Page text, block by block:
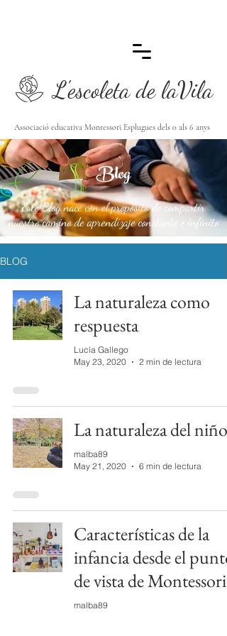
Associació educativa Montessori Esplugues dels 0 als 6 anys
L'escoleta de laVila
Blog
Este Blog nace con el propósito de compartir
nuestro camino de aprendizaje constante e infinito
BLOG
La naturaleza como
respuesta
Lucía Gallego
May 23, 2020
2 min de lectura
La naturaleza del niño
malba89
May 21, 2020
6 min de lectura
Características de la
infancia desde el punto
de vista de Montessori
malba89